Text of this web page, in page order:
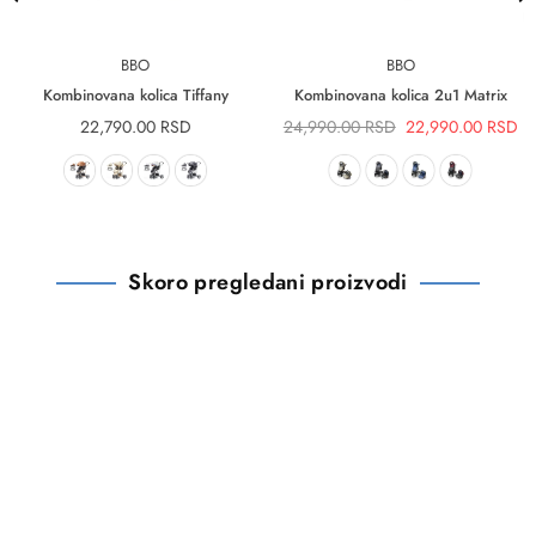
BBO
Kombinovana kolica Tiffany
Redovna
22,790.00 RSD
BBO
Kombinovana kolica 2u1 Matrix
Redovna
24,990.00 RSD 22,990.00 RSD
Skoro pregledani proizvodi